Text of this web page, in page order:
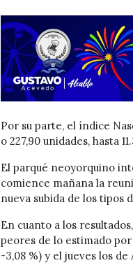
Por su parte, el índice
o 227,90 unidades, hasta
El parqué neoyorquino
comience mañana la
nueva subida de los tipos
En cuanto a los
peores de lo estimado
-3,08 %) y el jueves los de